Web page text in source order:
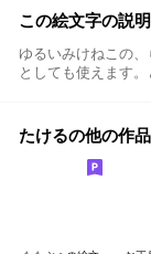
この絵文字の説明
ゆるいみけねこの
としても使えます
たけるの他の作品